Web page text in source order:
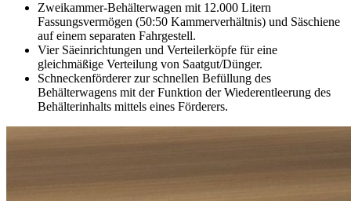
Zweikammer-Behälterwagen mit 12.000 Litern
Fassungsvermögen (50:50 Kammerverhältnis) und Säschiene
auf einem separaten Fahrgestell.
Vier Säeinrichtungen und Verteilerköpfe für eine
gleichmäßige Verteilung von Saatgut/Dünger.
Schneckenförderer zur schnellen Befüllung des
Behälterwagens mit der Funktion der Wiederentleerung des
Behälterinhalts mittels eines Förderers.